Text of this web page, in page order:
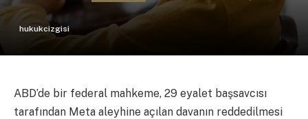
hukukcizgisi
ABD’de bir federal mahkeme, 29 eyalet başsavcısı
tarafından Meta aleyhine açılan davanın reddedilmesi